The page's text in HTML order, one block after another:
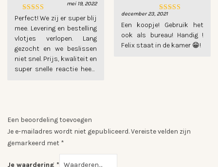
Gewaardeerd
mei 19, 2022
Perfect! We zij er super blij
mee. Levering en bestelling
vlotjes verlopen. Lang
gezocht en we beslissen
niet snel. Prijs, kwaliteit en
super snelle reactie heeft
keuze. Dank jullie!
Gewaardeerd
uit 5
december 23, 2021
Een koopje! Gebruik het
ook als bureau! Handig !
Felix staat in de kamer 😁!
Een beoordeling toevoegen
Je e-mailadres wordt niet gepubliceerd.Vereiste velden zijn
gemarkeerd met *
Je waardering *